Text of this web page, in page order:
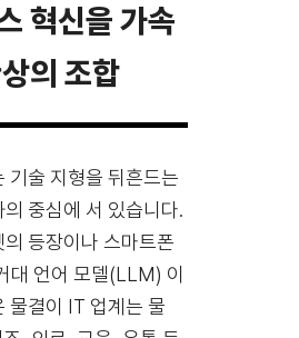
혁신을 가속
의 조합
기술 지형을 뒤흔드는
중심에 서 있습니다.
등장이나 스마트폰
대 언어 모델(LLM) 이
물결이 IT 업계는 물